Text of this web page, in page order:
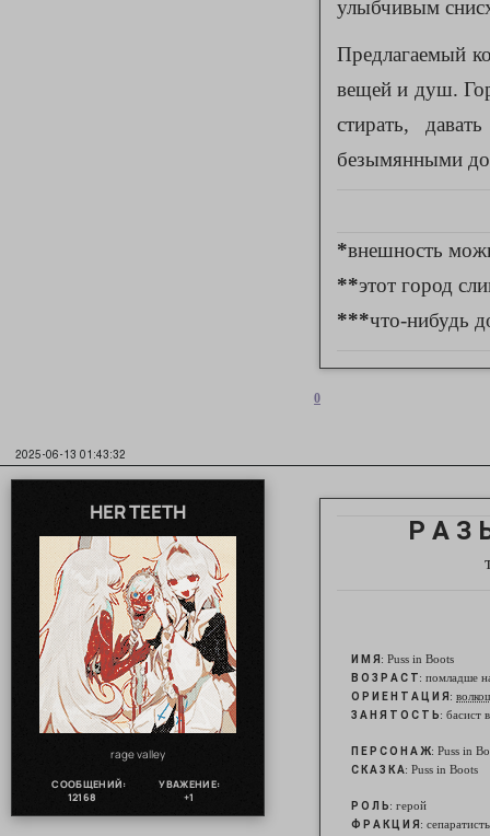
улыбчивым
Предлагаемый
вещей и душ.
стирать,
безымянными
*внешность
**этот город
***что-нибудь
0
2025-06-13 01:43:32
HER TEETH
rage valley
СООБЩЕНИЙ:
12168
УВАЖЕНИЕ:
+1
Р А З
И М Я : Puss in Boots
В О З Р А С Т: помладше
О Р И Е Н Т А Ц И Я :
З А Н Я Т О С Т Ь: басист
П Е Р С О Н А Ж: Puss in
С К А З К А: Puss in Boots
Р О Л Ь: герой
Ф Р А К Ц И Я :